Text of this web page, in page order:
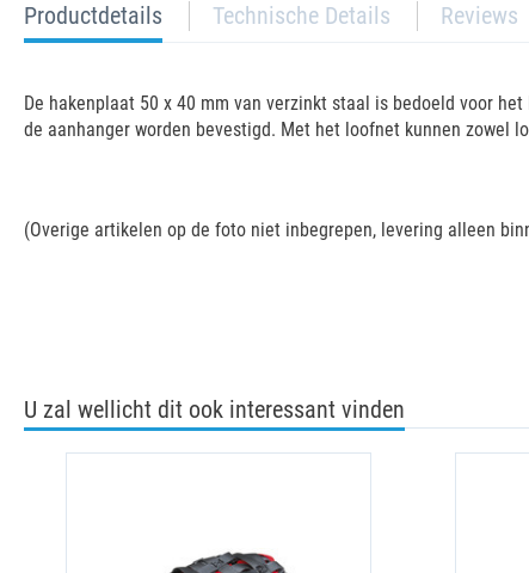
current
tab:
Productdetails Technische Details Reviews
De hakenplaat 50 x 40 mm van verzinkt staal is bedoeld voor
de aanhanger worden bevestigd. Met het loofnet kunnen zowel
(Overige artikelen op de foto niet inbegrepen, levering alleen
U zal wellicht dit ook interessant vinden